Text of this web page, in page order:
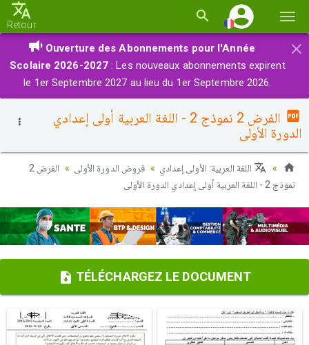
la
Retour
×
Ouverture des Abonnements pour l'Année
Scolaire 2026-2027 : Les nouveaux abonnements expirent
le 1er Septembre 2027 au lieu du 1er Septembre 2026.
الفرض 2 نموذج 2 - اللغة العربية أولى إعدادي
الدورة الأولى
اللغة العربية: الأولى إعدادي فروض الدورة الأولى
الفرض 2
نموذج 2 - اللغة العربية أولى إعدادي الدورة الأولى
TÉLÉCHARGEZ LE DOCUMENT